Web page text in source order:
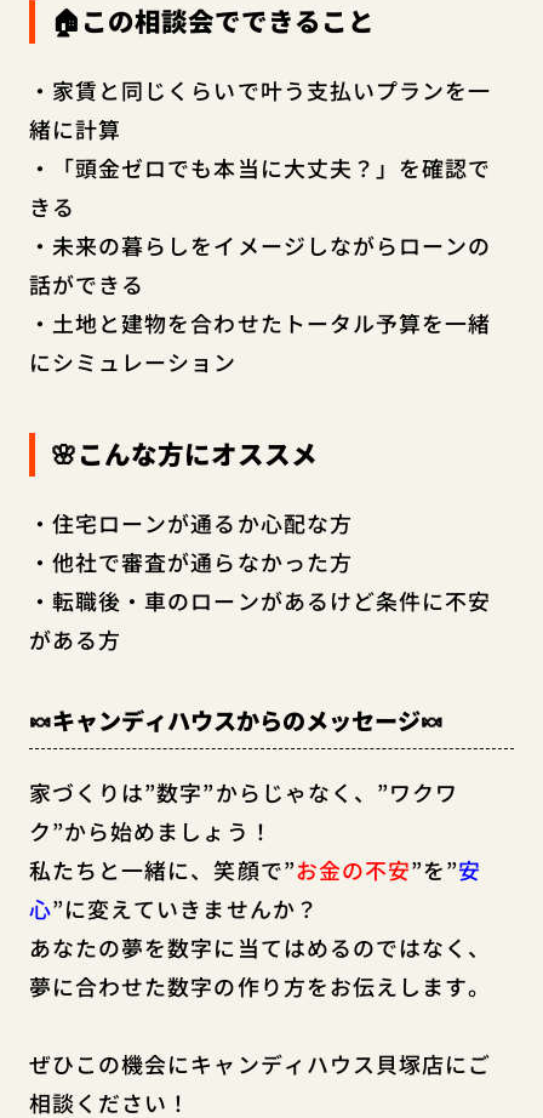
🏠この相談会でできること
・家賃と同じくらいで叶う支払いプランを一
緒に計算
・「頭金ゼロでも本当に大丈夫？」を確認で
きる
・未来の暮らしをイメージしながらローンの
話ができる
・土地と建物を合わせたトータル予算を一緒
にシミュレーション
🌸こんな方にオススメ
・住宅ローンが通るか心配な方
・他社で審査が通らなかった方
・転職後・車のローンがあるけど条件に不安
がある方
🍬キャンディハウスからのメッセージ🍬
家づくりは”数字”からじゃなく、”ワクワ
ク”から始めましょう！
私たちと一緒に、笑顔で”お金の不安”を”安
心”に変えていきませんか？
あなたの夢を数字に当てはめるのではなく、
夢に合わせた数字の作り方をお伝えします。
ぜひこの機会にキャンディハウス貝塚店にご
相談ください！